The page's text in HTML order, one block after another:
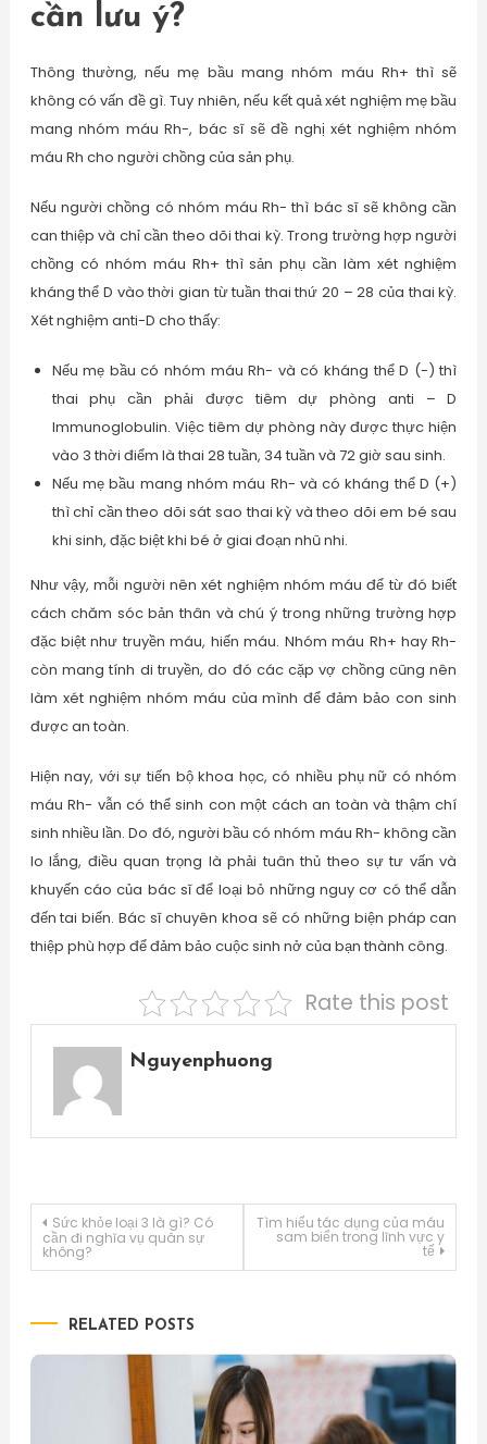
cần lưu ý?
Thông thường, nếu mẹ bầu mang nhóm máu Rh+ thì sẽ
không có vấn đề gì. Tuy nhiên, nếu kết quả xét nghiệm mẹ bầu
mang nhóm máu Rh-, bác sĩ sẽ đề nghị xét nghiệm nhóm
máu Rh cho người chồng của sản phụ.
Nếu người chồng có nhóm máu Rh- thì bác sĩ sẽ không cần
can thiệp và chỉ cần theo dõi thai kỳ. Trong trường hợp người
chồng có nhóm máu Rh+ thì sản phụ cần làm xét nghiệm
kháng thể D vào thời gian từ tuần thai thứ 20 – 28 của thai kỳ.
Xét nghiệm anti-D cho thấy:
Nếu mẹ bầu có nhóm máu Rh- và có kháng thể D (-) thì
thai phụ cần phải được tiêm dự phòng anti – D
Immunoglobulin. Việc tiêm dự phòng này được thực hiện
vào 3 thời điểm là thai 28 tuần, 34 tuần và 72 giờ sau sinh.
Nếu mẹ bầu mang nhóm máu Rh- và có kháng thể D (+)
thì chỉ cần theo dõi sát sao thai kỳ và theo dõi em bé sau
khi sinh, đặc biệt khi bé ở giai đoạn nhũ nhi.
Như vậy, mỗi người nên xét nghiệm nhóm máu để từ đó biết
cách chăm sóc bản thân và chú ý trong những trường hợp
đặc biệt như truyền máu, hiến máu. Nhóm máu Rh+ hay Rh-
còn mang tính di truyền, do đó các cặp vợ chồng cũng nên
làm xét nghiệm nhóm máu của mình để đảm bảo con sinh
được an toàn.
Hiện nay, với sự tiến bộ khoa học, có nhiều phụ nữ có nhóm
máu Rh- vẫn có thể sinh con một cách an toàn và thậm chí
sinh nhiều lần. Do đó, người bầu có nhóm máu Rh- không cần
lo lắng, điều quan trọng là phải tuân thủ theo sự tư vấn và
khuyến cáo của bác sĩ để loại bỏ những nguy cơ có thể dẫn
đến tai biến. Bác sĩ chuyên khoa sẽ có những biện pháp can
thiệp phù hợp để đảm bảo cuộc sinh nở của bạn thành công.
Rate this post
Nguyenphuong
Điều
hướng
bài
Sức khỏe loại 3 là gì? Có
cần đi nghĩa vụ quân sự
không?
Tìm hiểu tác dụng của máu
sam biển trong lĩnh vực y
tế
RELATED POSTS